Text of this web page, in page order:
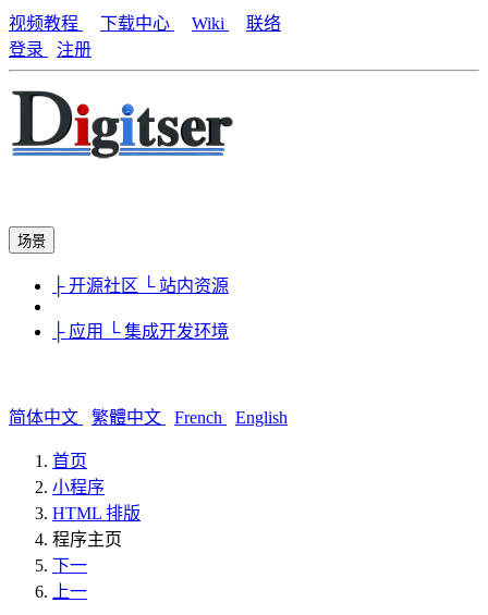
视频教程 下载中心 Wiki
联络
登录
注册
场景
├ 开源社区 └ 站内资源
├ 应用 └ 集成开发环境
简体中文 繁體中文 French English
首页
小程序
HTML 排版
程序主页
下一
上一